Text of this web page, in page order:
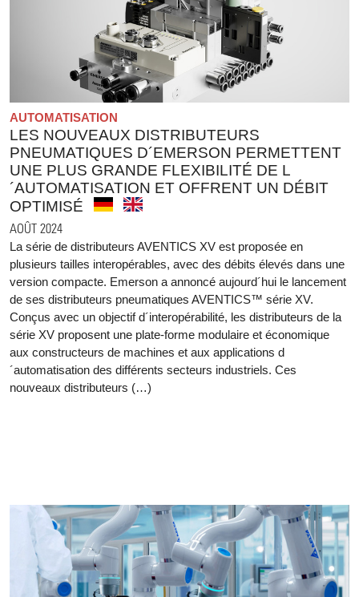
AUTOMATISATION
LES NOUVEAUX DISTRIBUTEURS
PNEUMATIQUES D´EMERSON PERMETTENT
UNE PLUS GRANDE FLEXIBILITÉ DE L
´AUTOMATISATION ET OFFRENT UN DÉBIT
OPTIMISÉ
AOÛT 2024
La série de distributeurs AVENTICS XV est proposée en
plusieurs tailles interopérables, avec des débits élevés dans une
version compacte. Emerson a annoncé aujourd´hui le lancement
de ses distributeurs pneumatiques AVENTICS™ série XV.
Conçus avec un objectif d´interopérabilité, les distributeurs de la
série XV proposent une plate-forme modulaire et économique
aux constructeurs de machines et aux applications d
´automatisation des différents secteurs industriels. Ces
nouveaux distributeurs (…)